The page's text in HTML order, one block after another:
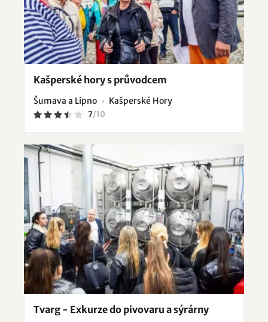
Kašperské hory s průvodcem
Šumava a Lipno Kašperské Hory
7/10
Tvarg - Exkurze do pivovaru a sýrárny